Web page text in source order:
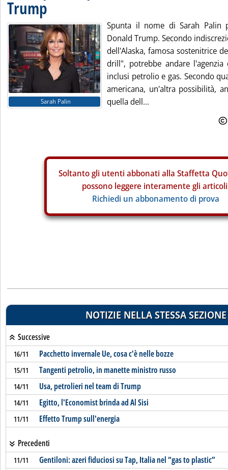
Trump
Sarah Palin
Spunta il nome di Sarah Palin
Donald Trump. Secondo
dell'Alaska, famosa sostenitrice
drill", potrebbe andare
inclusi petrolio e gas. Secondo
americana, un'altra possibilità,
quella dell...
Soltanto gli utenti abbonati alla Staffetta
possono leggere interamente gli
Richiedi un abbonamento di prova
NOTIZIE NELLA STESSA SEZIONE
Successive
16/11 Pacchetto invernale Ue, cosa c'è nelle bozze
15/11 Tangenti petrolio, in manette ministro russo
14/11 Usa, petrolieri nel team di Trump
14/11 Egitto, l'Economist brinda ad Al Sisi
11/11 Effetto Trump sull'energia
Precedenti
11/11 Gentiloni: azeri fiduciosi su Tap, Italia nel “gas to plastic”